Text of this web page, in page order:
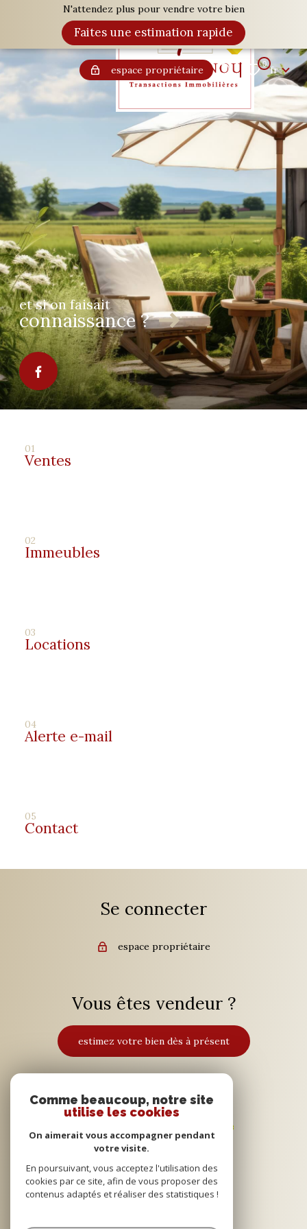
N'attendez plus pour vendre votre bien
Faites une estimation rapide
espace propriétaire
0 Langue
fr
Accueil 0 Langue
et si on faisait
connaissance ?
01
Ventes
02
Immeubles
03
Locations
04
Alerte e-mail
05
Contact
Se connecter
espace propriétaire
Vous êtes vendeur ?
estimez votre bien dès à présent
Adhérents
Comme beaucoup, notre site
utilise les cookies
On aimerait vous accompagner pendant
votre visite.
En poursuivant, vous acceptez l'utilisation des
cookies par ce site, afin de vous proposer des
contenus adaptés et réaliser des statistiques !